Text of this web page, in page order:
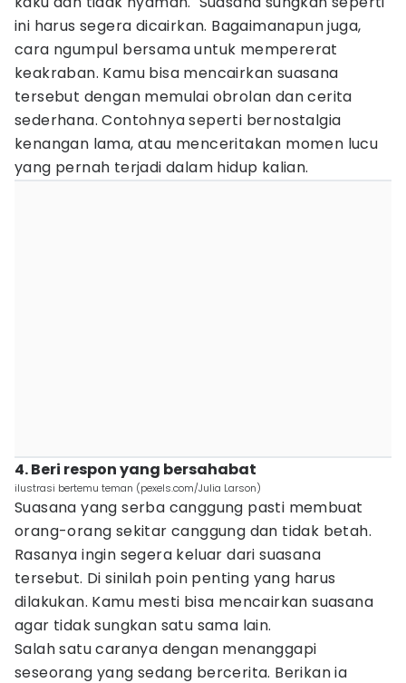
ini harus segera dicairkan. Bagaimanapun juga,
cara ngumpul bersama untuk mempererat
keakraban. Kamu bisa mencairkan suasana
tersebut dengan memulai obrolan dan cerita
sederhana. Contohnya seperti bernostalgia
kenangan lama, atau menceritakan momen lucu
yang pernah terjadi dalam hidup kalian.
4. Beri respon yang bersahabat
ilustrasi bertemu teman (pexels.com/Julia Larson)
Suasana yang serba canggung pasti membuat
orang-orang sekitar canggung dan tidak betah.
Rasanya ingin segera keluar dari suasana
tersebut. Di sinilah poin penting yang harus
dilakukan. Kamu mesti bisa mencairkan suasana
agar tidak sungkan satu sama lain.
Salah satu caranya dengan menanggapi
seseorang yang sedang bercerita. Berikan ia